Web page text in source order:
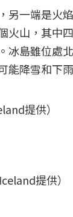
一端是火
火山，其中
島雖位處
能降雪和下雨
提供）
提供）